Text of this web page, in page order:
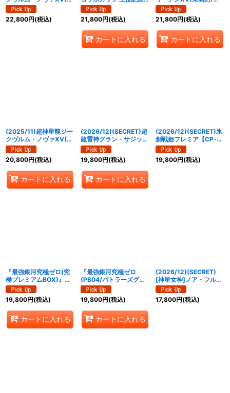
開封/シリアルNo入り)
【XV】{BS70-XV01}
《赤》
22,800円(税込)
品』50枚【-】{-}《サプ
ライ》
21,800円(税込)
カートに入れる
リアルNo入り)【XV】
{BS66-XV02}《多》
21,800円(税込)
カートに入れる
(2025/11)超神星龍ジー
クヴルム・ノヴァXV(シ
リアルNo入り)【XV】
{BS70-XV01}《赤》
20,800円(税込)
カートに入れる
(2026/12)(SECRET)超
龍雷神グラン・サジッ
ト・ノヴァ【AX-SEC】
{BS75-AX02}《黄》
19,800円(税込)
カートに入れる
(2026/12)(SECRET)氷
創戦姫フレミア【CP-
SEC】{BS75-CP04}
《白》
19,800円(税込)
『最強銀河究極ゼロ(究
極プレミアムBOX)』
【-】{-}《サプライ》
19,800円(税込)
カートに入れる
『最強銀河究極ゼロ
(PB04/バトラーズグッ
ズセット)』【-】{-}
《サプライ》
19,800円(税込)
カートに入れる
(2026/12)(SECRET)
[神星女神]ノア・フルー
ル(BSC51収録)【XX-
SEC】{BSC37-XX01}
《黄》
17,800円(税込)